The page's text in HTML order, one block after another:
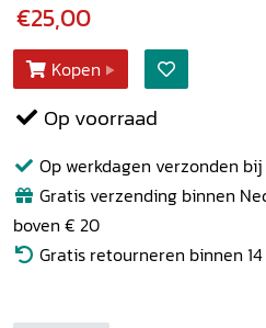
€25,00
Kopen
Op voorraad
Op werkdagen verzonden
Gratis verzending binnen
boven € 20
Gratis retourneren binnen